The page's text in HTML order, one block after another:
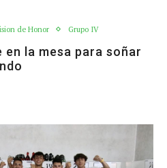
de Honor Grupo IV
en la mesa para soñar